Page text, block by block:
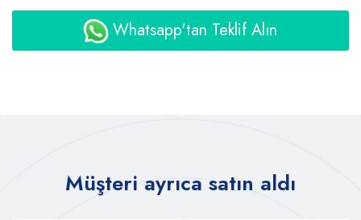
Whatsapp'tan Teklif Alın
Müşteri ayrıca satın aldı